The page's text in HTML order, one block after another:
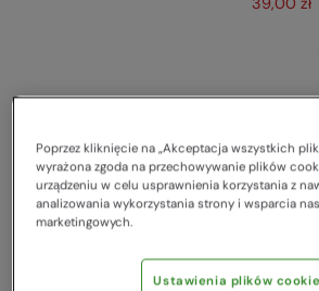
Poprzez kliknięcie na „Akceptacja wszystkich
wyrażona zgoda na przechowywanie plików
urządzeniu w celu usprawnienia korzystania z
analizowania wykorzystania strony i wsparcia
marketingowych.
Ustawienia plików cookie